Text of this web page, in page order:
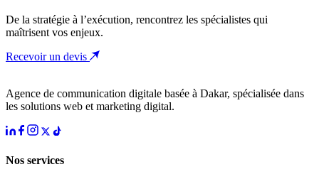
De la stratégie à l’exécution, rencontrez les spécialistes qui
maîtrisent vos enjeux.
Recevoir un devis
Agence de communication digitale basée à Dakar, spécialisée dans
les solutions web et marketing digital.
Nos services